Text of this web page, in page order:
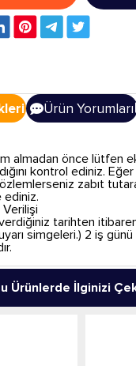
Ürün Yorumları
almadan önce lütfen
kontrol ediniz.
zabıt
ediniz.
tarihten
simgeleri.) 2 iş
Ürünlerde İlginizi